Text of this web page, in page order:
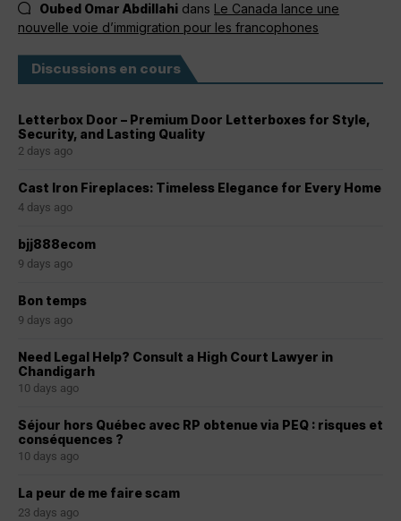
Oubed Omar Abdillahi dans Le Canada lance une
nouvelle voie d’immigration pour les francophones
Discussions en cours
Letterbox Door – Premium Door Letterboxes for Style,
Security, and Lasting Quality
2 days ago
Cast Iron Fireplaces: Timeless Elegance for Every Home
4 days ago
bjj888ecom
9 days ago
Bon temps
9 days ago
Need Legal Help? Consult a High Court Lawyer in
Chandigarh
10 days ago
Séjour hors Québec avec RP obtenue via PEQ : risques et
conséquences ?
10 days ago
La peur de me faire scam
23 days ago